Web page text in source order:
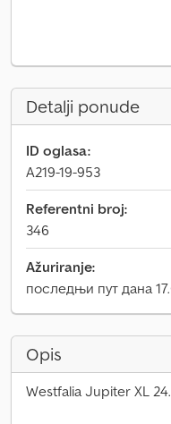
Detalji ponude
ID oglasa:
A219-19-953
Referentni broj:
346
Ažuriranje:
последњи пут дана
Opis
Westfalia Jupiter XL 24.